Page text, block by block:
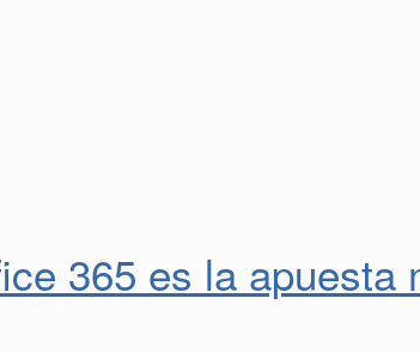
365 es la apuesta